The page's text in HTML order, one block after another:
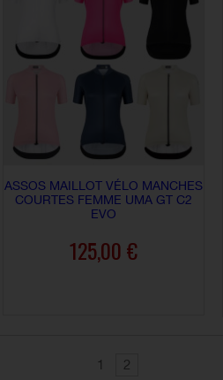
ASSOS MAILLOT VÉLO MANCHES
COURTES FEMME UMA GT C2
EVO
125,00 €
1 2